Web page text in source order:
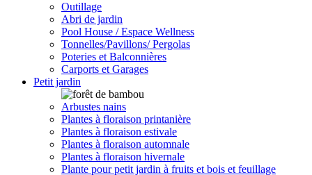
Outillage
Abri de jardin
Pool House / Espace Wellness
Tonnelles/Pavillons/ Pergolas
Poteries et Balconnières
Carports et Garages
Petit jardin
Arbustes nains
Plantes à floraison printanière
Plantes à floraison estivale
Plantes à floraison automnale
Plantes à floraison hivernale
Plante pour petit jardin à fruits et bois et feuillage